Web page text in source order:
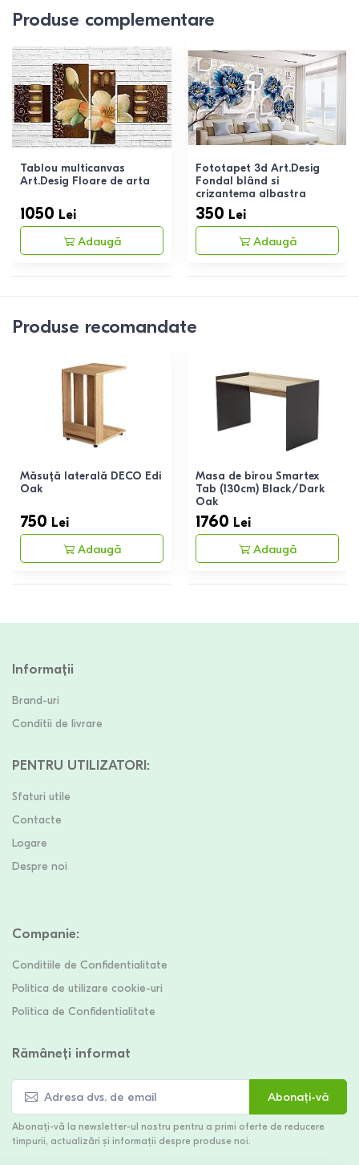
Produse complementare
Tablou multicanvas
Art.Desig Floare de arta
1050 Lei
Adaugă
Fototapet 3d Art.Desig
Fondal blând si
crizantema albastra
350 Lei
Adaugă
Produse recomandate
Măsuță laterală DECO Edi
Oak
750 Lei
Adaugă
Masa de birou Smartex
Tab (130cm) Black/Dark
Oak
1760 Lei
Adaugă
Informații
Brand-uri
Conditii de livrare
PENTRU UTILIZATORI:
Sfaturi utile
Contacte
Logare
Despre noi
Companie:
Conditiile de Confidentialitate
Politica de utilizare cookie-uri
Politica de Confidentialitate
Rămâneți informat
Abonați-vă
Abonați-vă la newsletter-ul nostru pentru a primi oferte de reducere
timpurii, actualizări și informații despre produse noi.